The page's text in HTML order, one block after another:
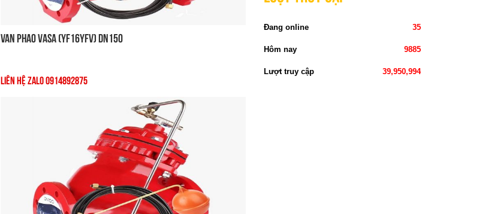
Van Phao VASA (YF16YFV) DN150
Liên Hệ Zalo 0914892875
Đang online 35
Hôm nay 9885
Lượt truy cập 39,950,994